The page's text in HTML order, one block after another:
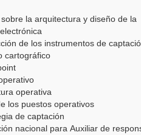
la arquitectura y diseño de la
de los instrumentos de
cartográfico
operativa
los puestos operativos
de captación
nacional para Auxiliar de